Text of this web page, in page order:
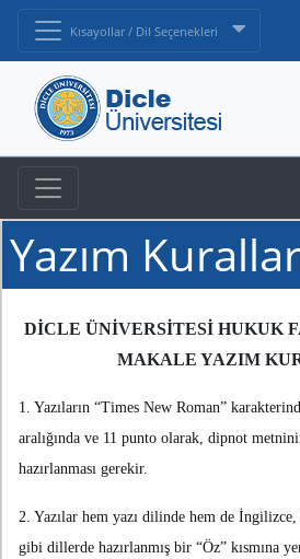
Kısayollar / Dil Seçenekleri
Yazım
DİCLE ÜNİVERSİTESİ HUKUK
MAKALE YAZIM
1. Yazıların “Times New Roman”
aralığında ve 11 punto olarak, dipnot
hazırlanması gerekir.
2. Yazılar hem yazı dilinde hem de İngilizce,
gibi dillerde hazırlanmış bir “Öz” kısmına